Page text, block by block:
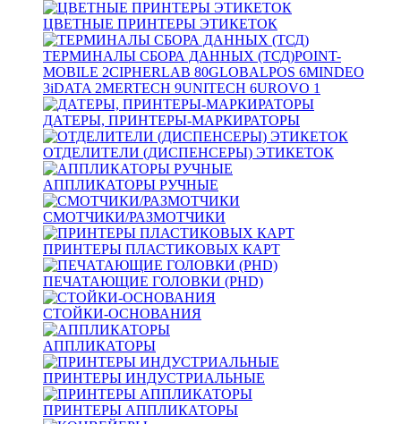
ЦВЕТНЫЕ ПРИНТЕРЫ ЭТИКЕТОК
ТЕРМИНАЛЫ СБОРА ДАННЫХ (ТСД)POINT-
MOBILE 2CIPHERLAB 80GLOBALPOS 6MINDEO
3iDATA 2MERTECH 9UNITECH 6UROVO 1
ДАТЕРЫ, ПРИНТЕРЫ-МАРКИРАТОРЫ
ОТДЕЛИТЕЛИ (ДИСПЕНСЕРЫ) ЭТИКЕТОК
АППЛИКАТОРЫ РУЧНЫЕ
СМОТЧИКИ/РАЗМОТЧИКИ
ПРИНТЕРЫ ПЛАСТИКОВЫХ КАРТ
ПЕЧАТАЮЩИЕ ГОЛОВКИ (PHD)
СТОЙКИ-ОСНОВАНИЯ
АППЛИКАТОРЫ
ПРИНТЕРЫ ИНДУСТРИАЛЬНЫЕ
ПРИНТЕРЫ АППЛИКАТОРЫ